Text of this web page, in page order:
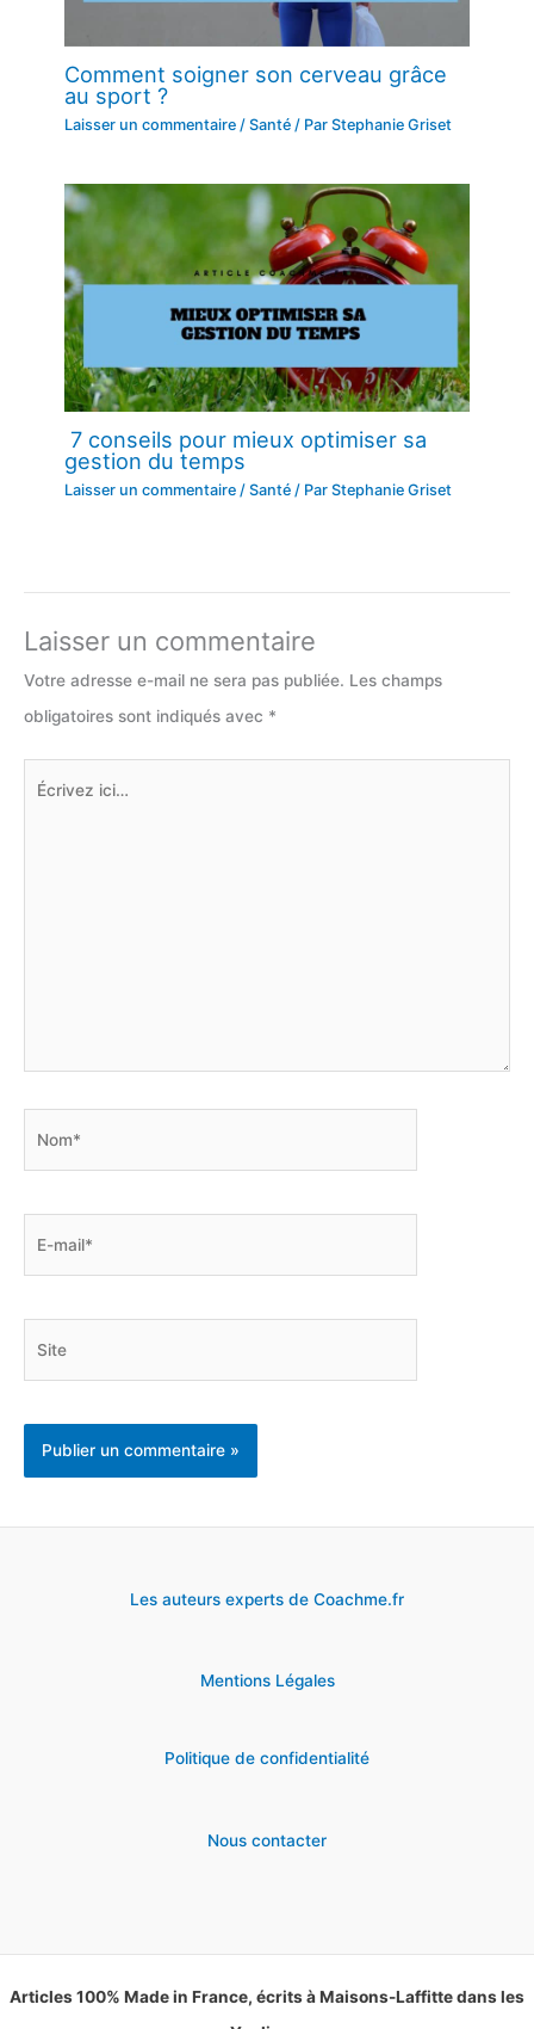
Comment soigner son cerveau grâce
au sport ?
Laisser un commentaire /Santé / ParStephanie Griset
7 conseils pour mieux optimiser sa
gestion du temps
Laisser un commentaire /Santé / ParStephanie Griset
Laisser un commentaire
Votre adresse e-mail ne sera pas publiée. Les champs
obligatoires sont indiqués avec *
Les auteurs experts de Coachme.fr
Mentions Légales
Politique de confidentialité
Nous contacter
Articles 100% Made in France, écrits à Maisons-Laffitte dans les